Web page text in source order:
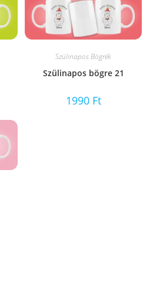
Szülinapos Bögrék
Szülinapos bögre 21
1990 Ft